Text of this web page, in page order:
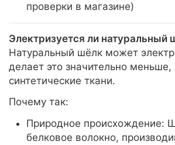
проверки в магазине)
Электризуется ли натуральный
Натуральный шёлк может
делает это значительно меньше,
синтетические ткани.
Почему так:
Природное происхождение:
белковое волокно,